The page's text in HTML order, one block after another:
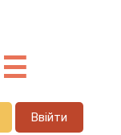
☰
Ввійти